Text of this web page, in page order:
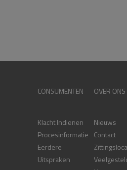
CONSUMENTEN
Klacht Indienen
Procesinformatie
Eerdere
Uitspraken
OVER ONS
Nieuws
Contact